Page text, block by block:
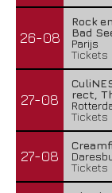
26-08
Rock
Bad
Parijs
Tickets
27-08
rect,
Tickets
27-08
Tickets